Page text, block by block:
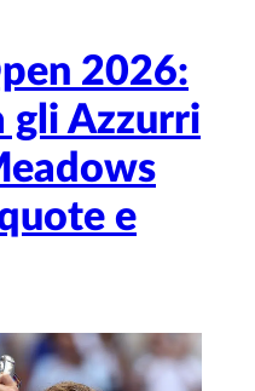
2026:
gli Azzurri
e